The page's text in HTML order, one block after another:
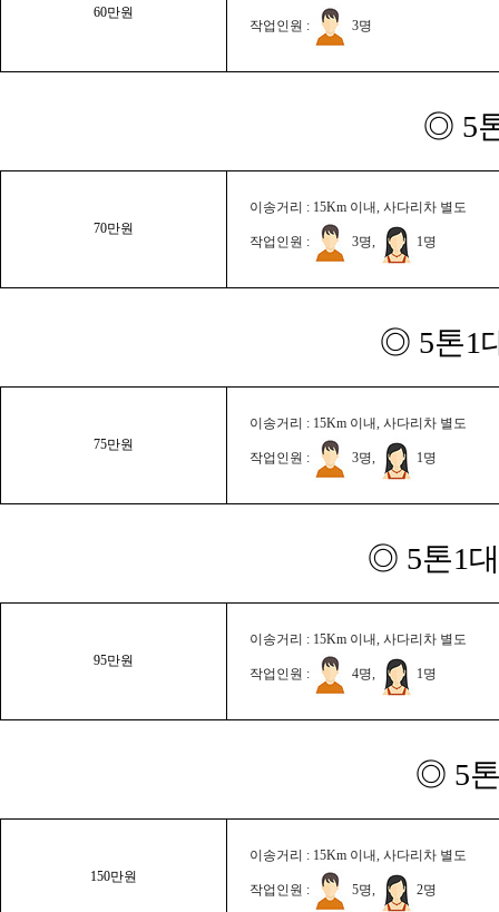
60만원
작업인원 : 3명
◎ 5
70만원
이송거리 : 15Km 이내, 사다리차 별도
작업인원 : 3명, 1명
◎ 5톤1
75만원
이송거리 : 15Km 이내, 사다리차 별도
작업인원 : 3명, 1명
◎ 5톤1
95만원
이송거리 : 15Km 이내, 사다리차 별도
작업인원 : 4명, 1명
◎ 5
150만원
이송거리 : 15Km 이내, 사다리차 별도
작업인원 : 5명, 2명